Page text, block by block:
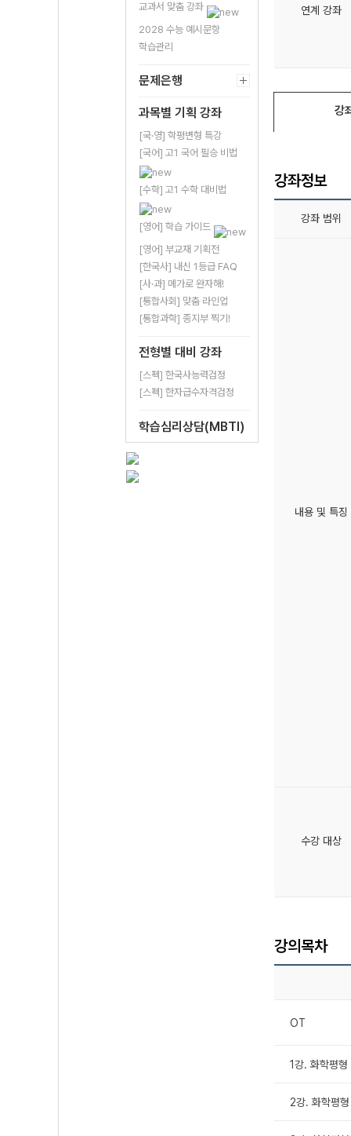
교과서 맞춤 강좌
2028 수능 예시문항
학습관리
문제은행
과목별 기획 강좌
[국·영] 학평변형 특강
[국어] 고1 국어 필승 비법
[수학] 고1 수학 대비법
[영어] 학습 가이드
[영어] 부교재 기획전
[한국사] 내신 1등급 FAQ
[사·과] 메가로 완자해!
[통합사회] 맞춤 라인업
[통합과학] 종지부 찍기!
전형별 대비 강좌
[스펙] 한국사능력검정
[스펙] 한자급수자격검정
학습심리상담(MBTI)
연계 강좌
강
강좌정보
강좌 범위
내용 및 특징
수강 대상
강의목차
OT
1강. 화학평
2강. 화학평